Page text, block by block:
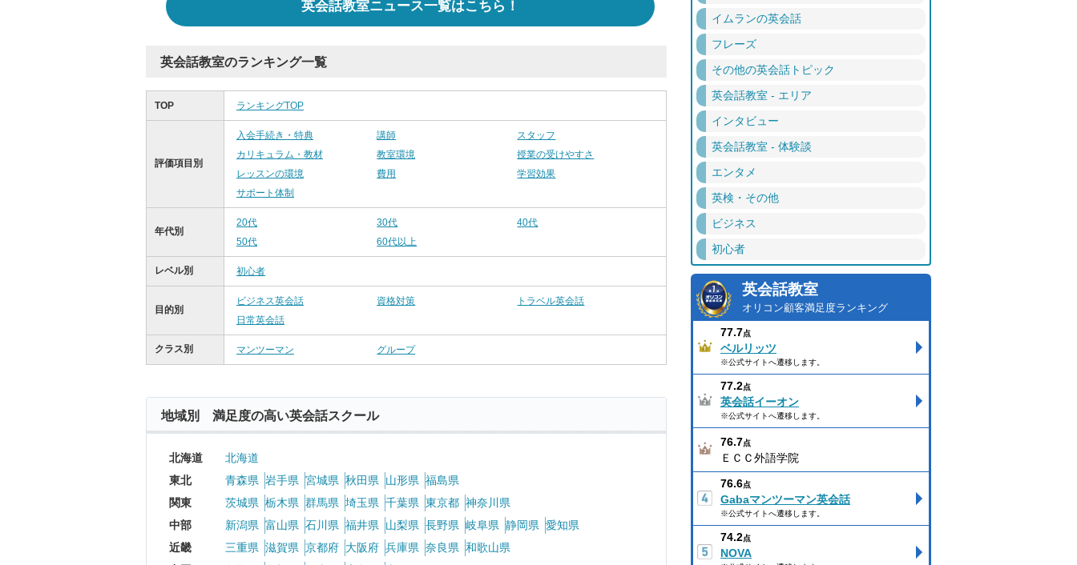
英会話教室ニュース一覧はこちら！
英会話教室のランキング一覧
TOP ランキングTOP
評価項目別
入会手続き・特典 講師
スタッフ
カリキュラム・教材
教室環境
授業の受けやすさ
レッスンの環境
費用
学習効果
サポート体制
年代別
20代 30代
40代
50代
60代以上
レベル別 初心者
目的別
ビジネス英会話 資格対策
トラベル英会話
日常英会話
クラス別 マンツーマン グループ
地域別 満足度の高い英会話スクール
北海道
北海道
東北
青森県 岩手県 宮城県 秋田県 山形県 福島県
関東
茨城県 栃木県 群馬県 埼玉県 千葉県 東京都 神奈川県
中部
新潟県 富山県 石川県 福井県 山梨県 長野県 岐阜県 静岡県 愛知県
近畿
三重県 滋賀県 京都府 大阪府 兵庫県 奈良県 和歌山県
イムランの英会話
フレーズ
その他の英会話トピック
英会話教室 - エリア
インタビュー
英会話教室 - 体験談
エンタメ
英検・その他
ビジネス
初心者
英会話教室
オリコン顧客満足度ランキング
77.7点
ベルリッツ
※公式サイトへ遷移します。
77.2点
英会話イーオン
※公式サイトへ遷移します。
76.7点
ＥＣＣ外語学院
76.6点
Gabaマンツーマン英会話
※公式サイトへ遷移します。
74.2点
NOVA